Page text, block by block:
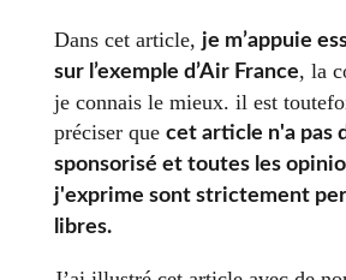
Dans cet article, je m’appuie
sur l’exemple d’Air France, la
je connais le mieux. il est
préciser que cet article n'a pas
sponsorisé et toutes les
j'exprime sont strictement
libres.